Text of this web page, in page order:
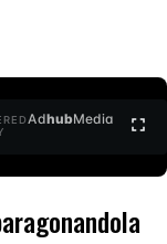
AdhubMedia